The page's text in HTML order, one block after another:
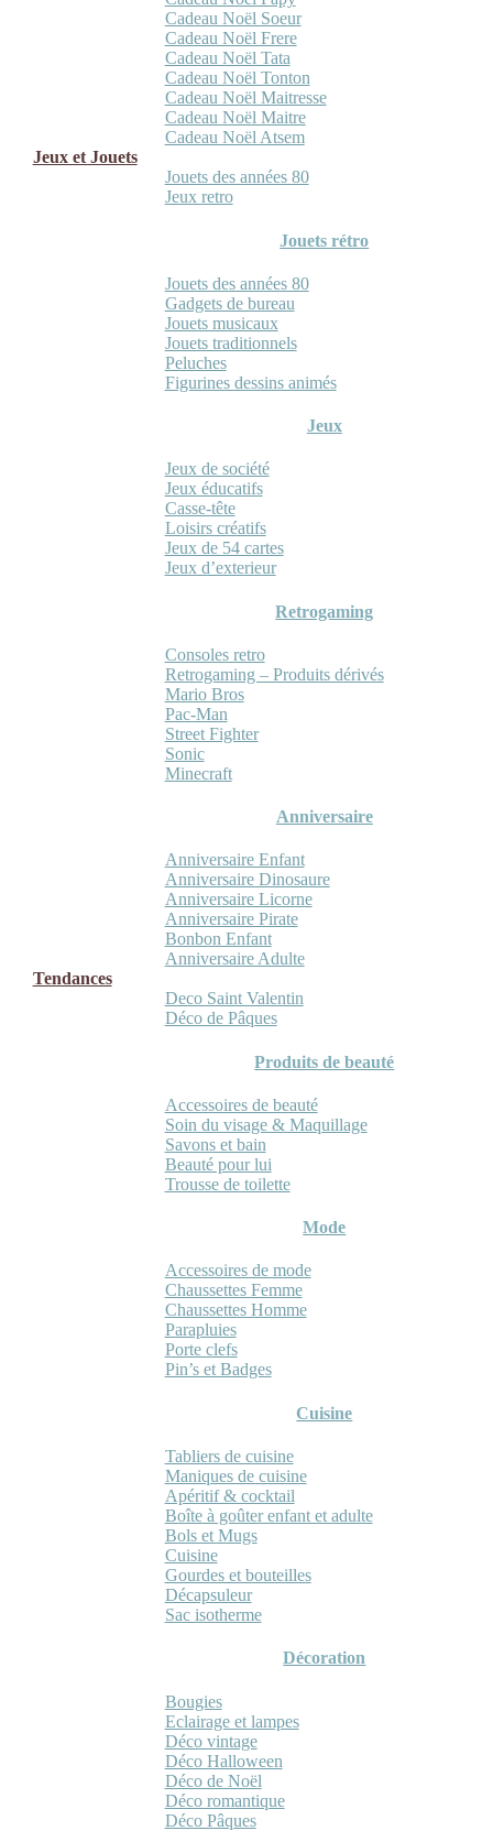
Cadeau Noël Soeur
Cadeau Noël Frere
Cadeau Noël Tata
Cadeau Noël Tonton
Cadeau Noël Maitresse
Cadeau Noël Maitre
Cadeau Noël Atsem
Jeux et Jouets
Jouets des années 80
Jeux retro
Jouets rétro
Jouets des années 80
Gadgets de bureau
Jouets musicaux
Jouets traditionnels
Peluches
Figurines dessins animés
Jeux
Jeux de société
Jeux éducatifs
Casse-tête
Loisirs créatifs
Jeux de 54 cartes
Jeux d’exterieur
Retrogaming
Consoles retro
Retrogaming – Produits dérivés
Mario Bros
Pac-Man
Street Fighter
Sonic
Minecraft
Anniversaire
Anniversaire Enfant
Anniversaire Dinosaure
Anniversaire Licorne
Anniversaire Pirate
Bonbon Enfant
Anniversaire Adulte
Tendances
Deco Saint Valentin
Déco de Pâques
Produits de beauté
Accessoires de beauté
Soin du visage & Maquillage
Savons et bain
Beauté pour lui
Trousse de toilette
Mode
Accessoires de mode
Chaussettes Femme
Chaussettes Homme
Parapluies
Porte clefs
Pin’s et Badges
Cuisine
Tabliers de cuisine
Maniques de cuisine
Apéritif & cocktail
Boîte à goûter enfant et adulte
Bols et Mugs
Cuisine
Gourdes et bouteilles
Décapsuleur
Sac isotherme
Décoration
Bougies
Eclairage et lampes
Déco vintage
Déco Halloween
Déco de Noël
Déco romantique
Déco Pâques